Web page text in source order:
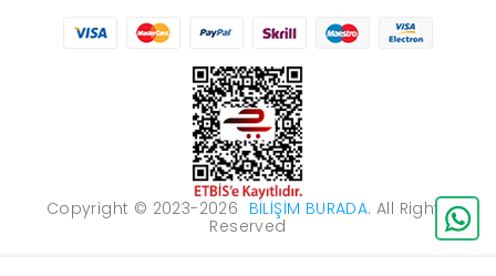
Copyright © 2023-2026 BILIŞIM BURADA. All Rights
Reserved